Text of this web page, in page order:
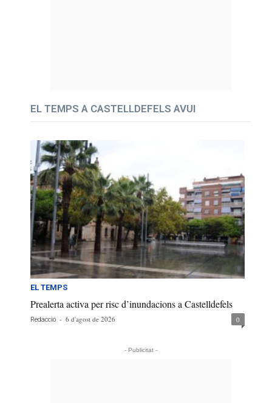
EL TEMPS A CASTELLDEFELS AVUI
EL TEMPS
Prealerta activa per risc d’inundacions a Castelldefels
Redacció - 6 d'agost de 2026 0
- Publicitat -